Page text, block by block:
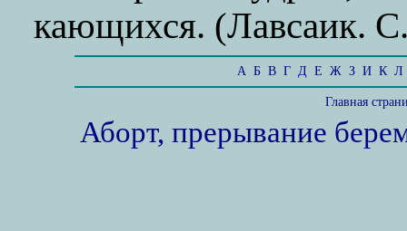
кающихся. (Лавсаик.
А Б В Г Д Е Ж З И К Л
Главная
Аборт, прерывание